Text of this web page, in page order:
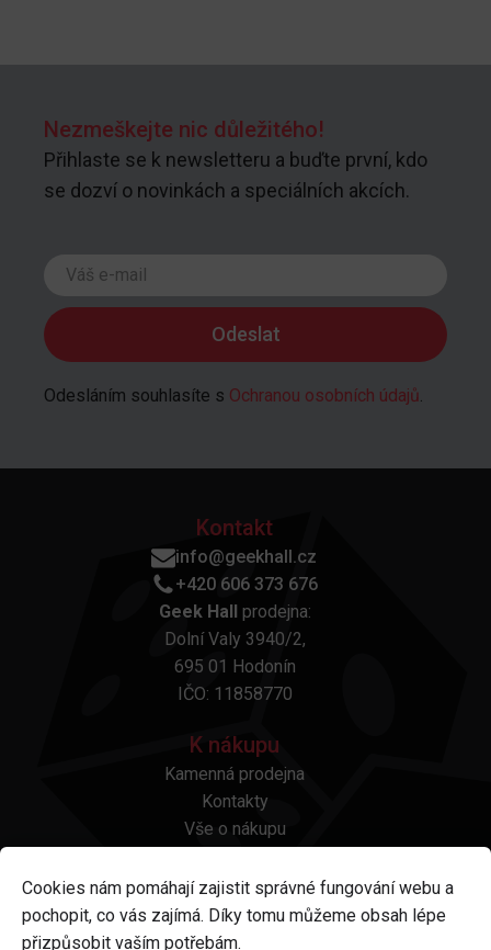
Nezmeškejte nic důležitého!
Přihlaste se k newsletteru a buďte první, kdo
se dozví o novinkách a speciálních akcích.
Odesláním souhlasíte s Ochranou osobních údajů.
Kontakt
info@geekhall.cz
+420 606 373 676
Geek Hall
prodejna:
Dolní Valy 3940/2,
695 01 Hodonín
IČO: 11858770
K nákupu
Kamenná prodejna
Kontakty
Vše o nákupu
Platba a doprava
Reklamace a vrácení
Obchodní podmínky
Cookies nám pomáhají zajistit správné fungování webu a
pochopit, co vás zajímá. Díky tomu můžeme obsah lépe
přizpůsobit vaším potřebám.